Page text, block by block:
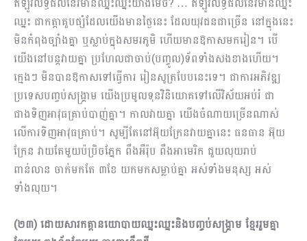
ឈ្នះ ជាកត្តាគួបផ្សំដែលយើងមានថ្ងៃនេះ ដែលយុវជនជាច្រើន នៅក្នុងនេះ
មិនកំពុងច្បាំងគ្នា ឬស្លាប់ក្នុងសមរភូមិ ហើយមានឱកាសមករៀន។ បើ
យើងនៅបន្តវាយគ្នា ប្រហែលជាចាប់(បញ្ចូល)ទ័ពទាំងសងខាងហើយ។
ក្មេងៗ មិនបានឱកាសទៅធ្វើការ រៀនសូត្របែបនេះទេ។ ជាការអភិវឌ្ឍ
ប្រទេសបញ្ចប់សង្គ្រាម យើងប្រមូលទុនវិនិយោគទៅលើវិស័យអប់រំ ជា
ជាងទិញអាវុធគ្រាប់បាញ់គ្នា។ កាលវាយគ្នា យើងចំណាយច្រើនណាស់
លើការទិញអាវុធគ្រាប់។ សូម្បីតែនៅអ៊ុយក្រែនវាយគ្នានេះ ធនធាន អ៊ុយ
ក្រែន វាយតែមួយប៉ប្រិចភ្នែក ពឹងអឺរ៉ុប ពឹងអាមេរិក ជួយលុយរាប់
ពាន់លាន ចាក់មកតែ ៣ខែ យកមកសម្លាប់គ្នា អស់ទាំងមនុស្ស អស់
ទាំងលុយ។
(២៣)ដោយសារកត្តានយោបាយឈ្នះឈ្នះនិងបញ្ចប់សង្គ្រាម ខ្មែររួមគ្នា